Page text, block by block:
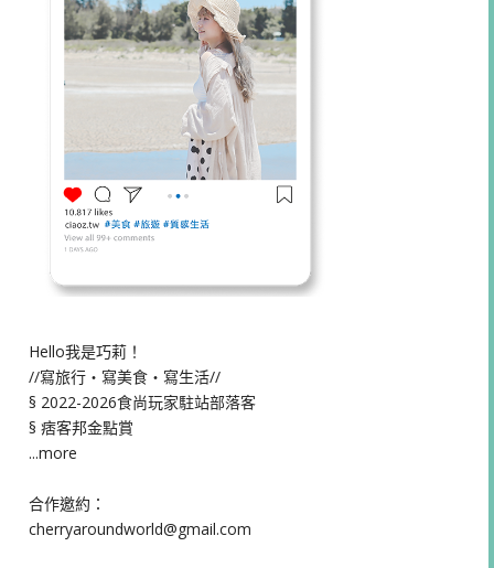
Hello我是巧莉！
//寫旅行・寫美食・寫生活//
§ 2022-2026食尚玩家駐站部落客
§ 痞客邦金點賞
...more
合作邀約：
cherryaroundworld@gmail.com